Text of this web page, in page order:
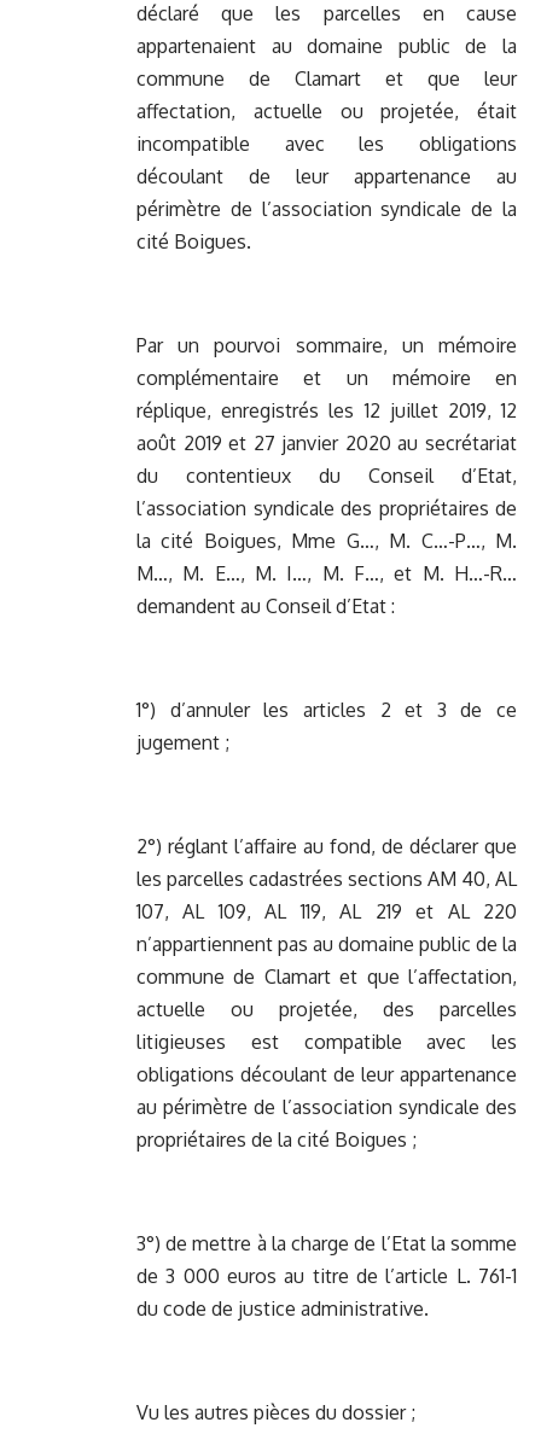
déclaré que les parcelles en cause
appartenaient au domaine public de la
commune de Clamart et que leur
affectation, actuelle ou projetée, était
incompatible avec les obligations
découlant de leur appartenance au
périmètre de l’association syndicale de la
cité Boigues.
Par un pourvoi sommaire, un mémoire
complémentaire et un mémoire en
réplique, enregistrés les 12 juillet 2019, 12
août 2019 et 27 janvier 2020 au secrétariat
du contentieux du Conseil d’Etat,
l’association syndicale des propriétaires de
la cité Boigues, Mme G…, M. C…-P…, M.
M…, M. E…, M. I…, M. F…, et M. H…-R…
demandent au Conseil d’Etat :
1°) d’annuler les articles 2 et 3 de ce
jugement ;
2°) réglant l’affaire au fond, de déclarer que
les parcelles cadastrées sections AM 40, AL
107, AL 109, AL 119, AL 219 et AL 220
n’appartiennent pas au domaine public de la
commune de Clamart et que l’affectation,
actuelle ou projetée, des parcelles
litigieuses est compatible avec les
obligations découlant de leur appartenance
au périmètre de l’association syndicale des
propriétaires de la cité Boigues ;
3°) de mettre à la charge de l’Etat la somme
de 3 000 euros au titre de l’article L. 761-1
du code de justice administrative.
Vu les autres pièces du dossier ;